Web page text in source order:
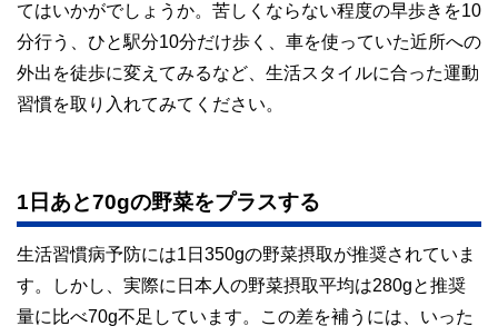
てはいかがでしょうか。苦しくならない程度の早歩きを10
分行う、ひと駅分10分だけ歩く、車を使っていた近所への
外出を徒歩に変えてみるなど、生活スタイルに合った運動
習慣を取り入れてみてください。
1日あと70gの野菜をプラスする
生活習慣病予防には1日350gの野菜摂取が推奨されていま
す。しかし、実際に日本人の野菜摂取平均は280gと推奨
量に比べ70g不足しています。この差を補うには、いった